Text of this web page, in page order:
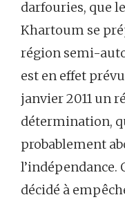
darfouries, que
Khartoum se
région semi-
est en effet
janvier 2011 un
détermination,
probablement
l’indépendance.
décidé à